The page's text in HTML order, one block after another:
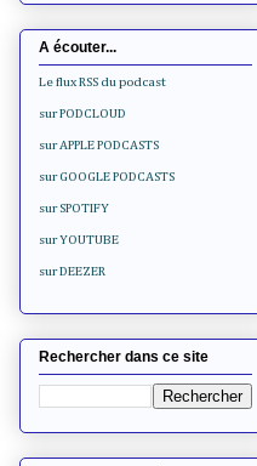
A écouter...
Le flux RSS du podcast
sur PODCLOUD
sur APPLE PODCASTS
sur GOOGLE PODCASTS
sur SPOTIFY
sur YOUTUBE
sur DEEZER
Rechercher dans ce site